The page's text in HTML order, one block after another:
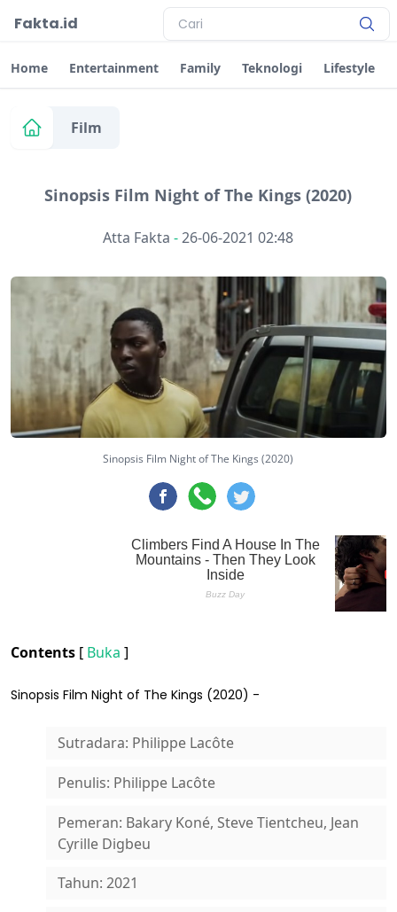
Fakta.id
Home Entertainment Family Teknologi Lifestyle
Film
Sinopsis Film Night of The Kings (2020)
Atta Fakta -26-06-2021 02:48
Sinopsis Film Night of The Kings (2020)
Contents [ Buka ]
Sinopsis Film Night of The Kings (2020) -
Sutradara: Philippe Lacôte
Penulis: Philippe Lacôte
Pemeran: Bakary Koné, Steve Tientcheu, Jean
Cyrille Digbeu
Tahun: 2021